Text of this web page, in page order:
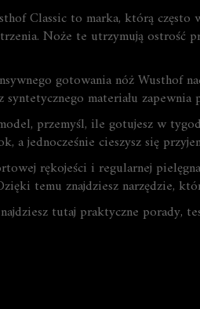
Classic to marka, którą
Noże te utrzymują
gotowania nóż Wusthof
materiału
przemyśl, ile gotujesz w
a jednocześnie cieszysz się
rękojeści i regularnej
temu znajdziesz narzędzie,
tutaj praktyczne